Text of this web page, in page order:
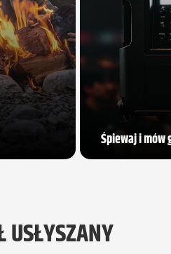
Śpiewaj i mów
USŁYSZANY